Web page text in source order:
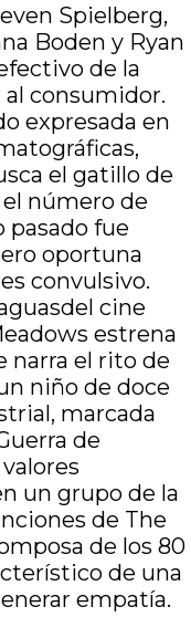
Spielberg,
Boden y Ryan
de la
consumidor.
expresada en
el gatillo de
número de
pasado fue
oportuna
convulsivo.
cine
estrena
narra el rito de
niño de doce
marcada
de
un grupo de la
de The
de los 80
de una
empatía.